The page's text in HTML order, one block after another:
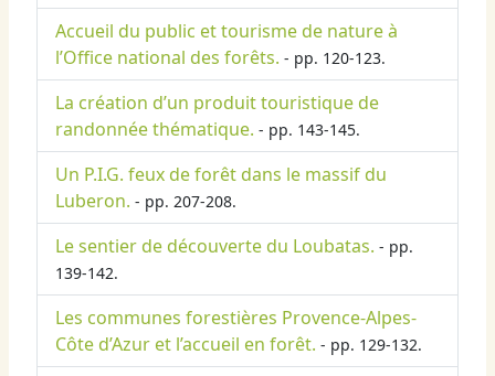
Accueil du public et tourisme de nature à
l’Office national des forêts. - pp. 120-123.
La création d’un produit touristique de
randonnée thématique. - pp. 143-145.
Un P.I.G. feux de forêt dans le massif du
Luberon. - pp. 207-208.
Le sentier de découverte du Loubatas. - pp.
139-142.
Les communes forestières Provence-Alpes-
Côte d’Azur et l’accueil en forêt. - pp. 129-132.